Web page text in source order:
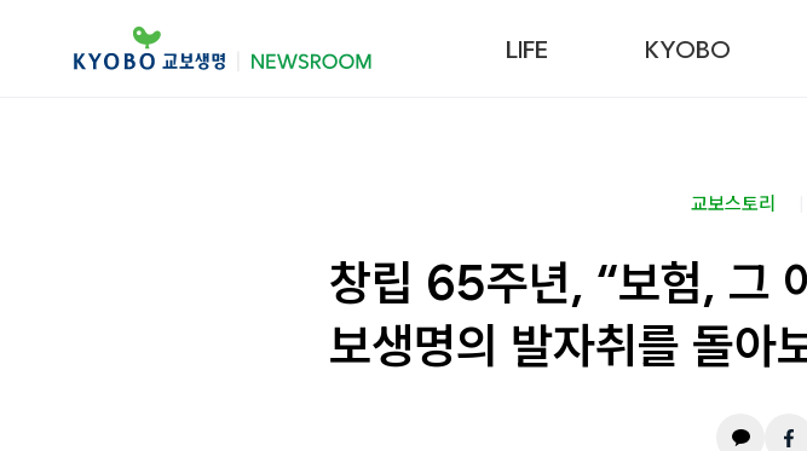
LIFE KYOBO
교보스토리
창립 65주년, “보험, 그
보생명의 발자취를 돌아